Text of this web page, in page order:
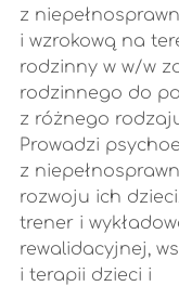
z
i wzrokową na
rodzinny w w/w
rodzinnego do
z różnego
Prowadzi
z
rozwoju ich
trener i
rewalidacyjnej,
i terapii dzieci i